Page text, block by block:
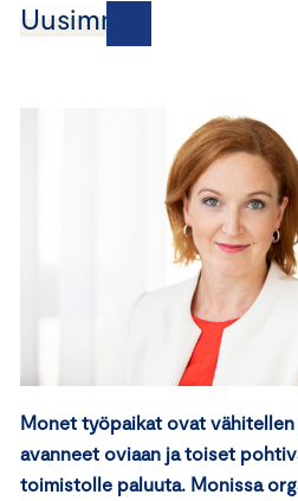
Uusimmat
Monet työpaikat ovat
avanneet oviaan ja toiset
toimistolle paluuta. Monissa